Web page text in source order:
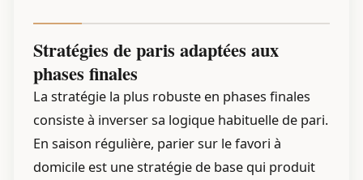
Stratégies de paris adaptées aux
phases finales
La stratégie la plus robuste en phases finales
consiste à inverser sa logique habituelle de pari.
En saison régulière, parier sur le favori à
domicile est une stratégie de base qui produit